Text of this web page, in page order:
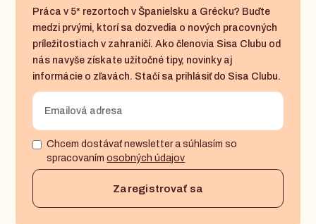
Práca v 5* rezortoch v Španielsku a Grécku? Buďte
medzi prvými, ktorí sa dozvedia o nových pracovných
príležitostiach v zahraničí. Ako členovia Sisa Clubu od
nás navyše získate užitočné tipy, novinky aj
informácie o zľavách. Stačí sa prihlásiť do Sisa Clubu.
Chcem dostávať newsletter a súhlasím so
spracovanímosobných údajov